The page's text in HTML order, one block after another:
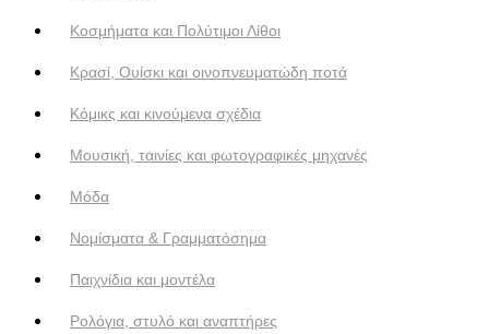
Κοσμήματα και Πολύτιμοι Λίθοι
Κρασί, Ουίσκι και οινοπνευματώδη ποτά
Κόμικς και κινούμενα σχέδια
Μουσική, ταινίες και φωτογραφικές μηχανές
Μόδα
Νομίσματα & Γραμματόσημα
Παιχνίδια και μοντέλα
Ρολόγια, στυλό και αναπτήρες